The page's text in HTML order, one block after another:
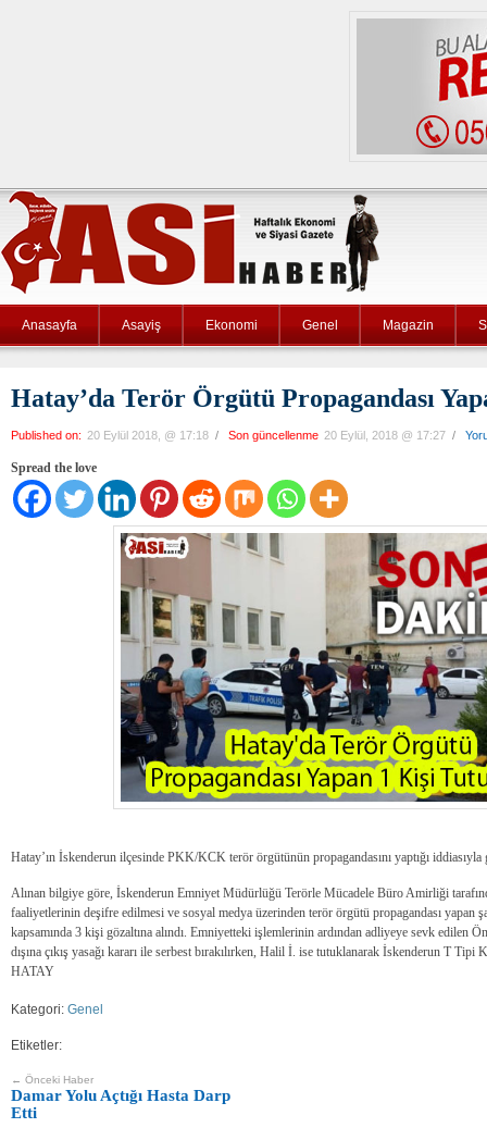
Anasayfa Asayiş Ekonomi Genel Magazin
Hatay’da Terör Örgütü Propagandası
Published on: 20 Eylül 2018, @ 17:18 / Son güncellenme 20 Eylül, 2018 @ 17:27 /
Spread the love
Hatay’ın İskenderun ilçesinde PKK/KCK terör örgütünün propagandasını yaptığı iddiasıyla
Alınan bilgiye göre, İskenderun Emniyet Müdürlüğü Terörle Mücadele Büro Amirliği
faaliyetlerinin deşifre edilmesi ve sosyal medya üzerinden terör örgütü propagandası yapan
kapsamında 3 kişi gözaltına alındı. Emniyetteki işlemlerinin ardından adliyeye sevk edilen
dışına çıkış yasağı kararı ile serbest bırakılırken, Halil İ. ise tutuklanarak İskenderun T
HATAY
Kategori: Genel
Etiketler:
← Önceki Haber
Damar Yolu Açtığı Hasta Darp
Etti